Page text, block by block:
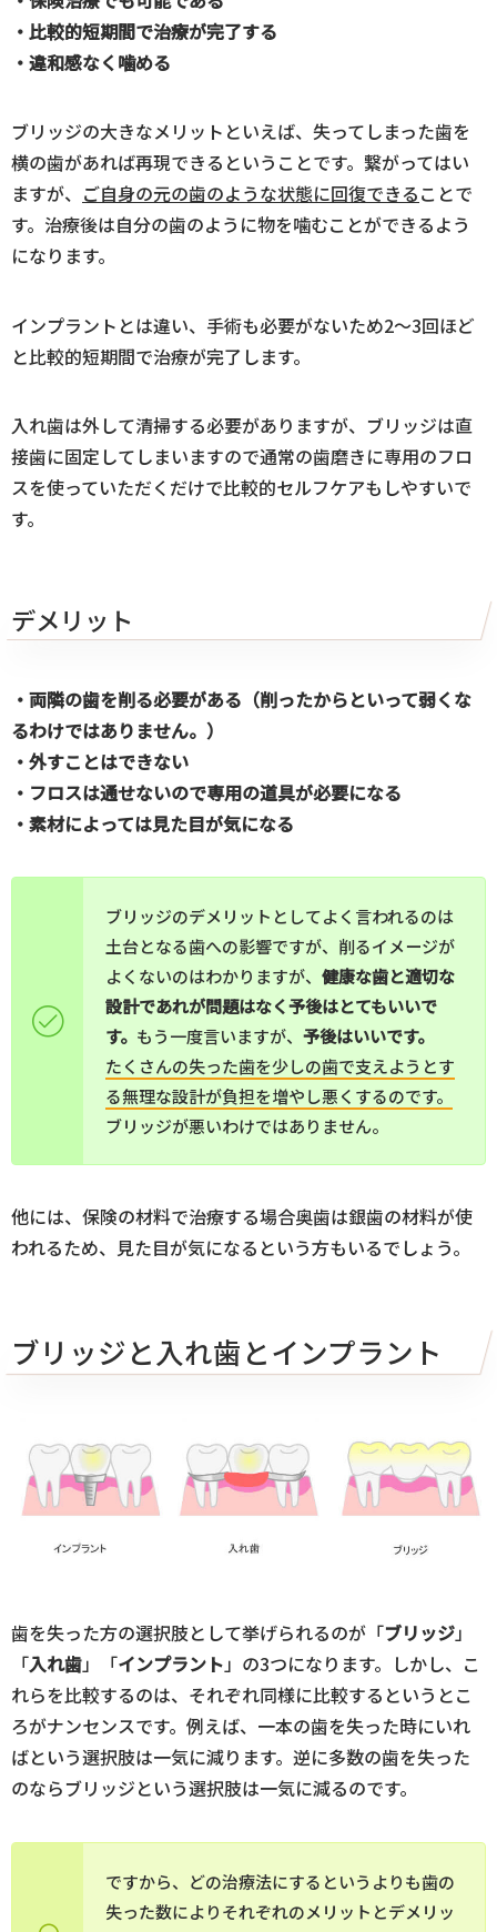
・比較的短期間で治療が完了する
・違和感なく噛める
ブリッジの大きなメリットといえば、失ってしまった歯を
横の歯があれば再現できるということです。繋がってはい
ますが、 ご自身の元の歯のような状態に回復できることで
す。治療後は自分の歯のように物を噛むことができるよう
になります。
インプラントとは違い、手術も必要がないため2〜3回ほど
と比較的短期間で治療が完了します。
入れ歯は外して清掃する必要がありますが、ブリッジは直
接歯に固定してしまいますので通常の歯磨きに専用のフロ
スを使っていただくだけで比較的セルフケアもしやすいで
す。
デメリット
・両隣の歯を削る必要がある（削ったからといって弱くな
るわけではありません。）
・外すことはできない
・フロスは通せないので専用の道具が必要になる
・素材によっては見た目が気になる
ブリッジのデメリットとしてよく言われるのは
土台となる歯への影響ですが、削るイメージが
よくないのはわかりますが、健康な歯と適切な
設計であれが問題はなく予後はとてもいいで
す。 もう一度言いますが、予後はいいです。
たくさんの失った歯を少しの歯で支えようとす
る無理な設計が負担を増やし悪くするのです。
ブリッジが悪いわけではありません。
他には、保険の材料で治療する場合奥歯は銀歯の材料が使
われるため、見た目が気になるという方もいるでしょう。
ブリッジと入れ歯とインプラント
歯を失った方の選択肢として挙げられるのが「ブリッジ」
「入れ歯」「インプラント」の3つになります。しかし、こ
れらを比較するのは、それぞれ同様に比較するというとこ
ろがナンセンスです。例えば、一本の歯を失った時にいれ
ばという選択肢は一気に減ります。逆に多数の歯を失った
のならブリッジという選択肢は一気に減るのです。
ですから、どの治療法にするというよりも歯の
失った数によりそれぞれのメリットとデメリッ